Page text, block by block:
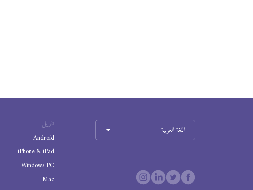
تنزيل
Android
iPhone & iPad
Windows PC
Mac
اللغة العربية